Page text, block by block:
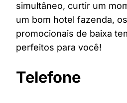
simultâneo, curtir um
um bom hotel fazenda,
promocionais de baixa
perfeitos para você!
Telefone